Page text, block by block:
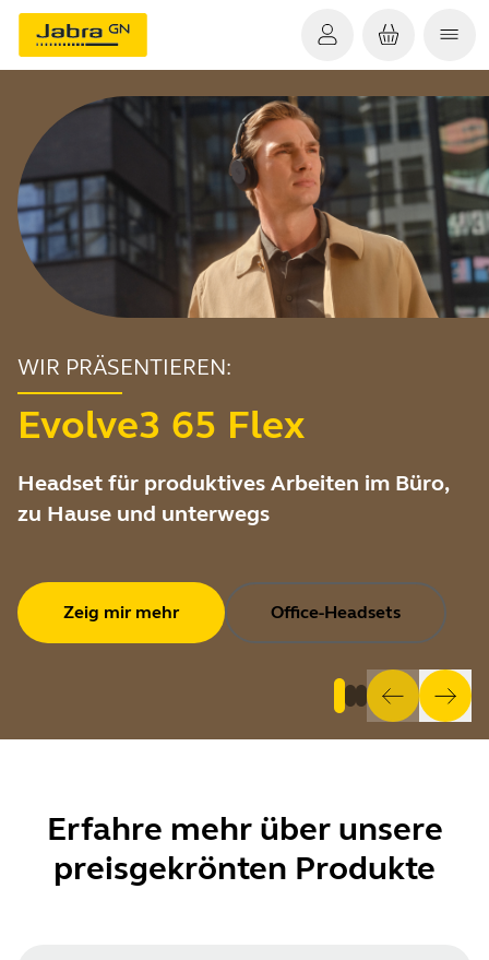
WIR PRÄSENTIEREN:
Evolve3 65 Flex
Headset für produktives Arbeiten im Büro,
zu Hause und unterwegs
Zeig mir mehr Office-Headsets
Erfahre mehr überunsere
preisgekrönten Produkte